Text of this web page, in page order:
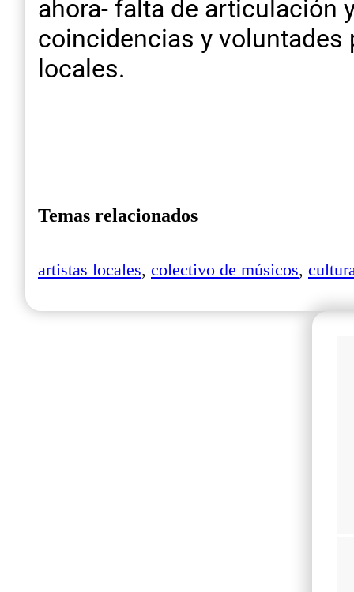
ahora- falta de articulación
coincidencias y voluntades
locales.
Temas relacionados
artistas locales, colectivo de músicos,